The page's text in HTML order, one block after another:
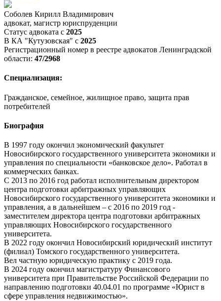
Соболев Кирилл Владимирович
адвокат, магистр юриспруденции
Статус адвоката с 2025
В КА "Кутузовская" с 2025
Регистрационный номер в реестре адвокатов Ленинградской
области: 47/2968
Специализация:
Гражданское, семейное, жилищное право, защита прав
потребителей
Биография
В 1997 году окончил экономический факультет
Новосибирского государственного университета экономики и
управления по специальности «банковское дело». Работал в
коммерческих банках.
С 2013 по 2016 год работал исполнительным директором
центра подготовки арбитражных управляющих
Новосибирского государственного университета экономики и
управления, а в дальнейшем – с 2016 по 2019 год -
заместителем директора центра подготовки арбитражных
управляющих Новосибирского государственного
университета.
В 2022 году окончил Новосибирский юридический институт
(филиал) Томского государственного университета.
Вел частную юридическую практику с 2019 года.
В 2024 году окончил магистратуру Финансового
университета при Правительстве Российской Федерации по
направлению подготовки 40.04.01 по программе «Юрист в
сфере управления недвижимостью».